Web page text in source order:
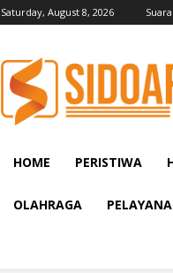
Saturday, August 8, 2026
HOME PERISTIWA
OLAHRAGA